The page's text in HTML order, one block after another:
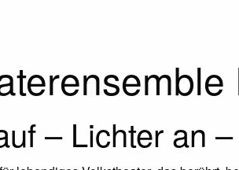
– Lichter an